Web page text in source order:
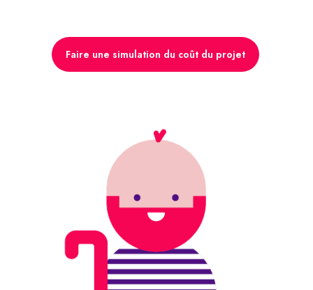
Faire une simulation du coût du projet